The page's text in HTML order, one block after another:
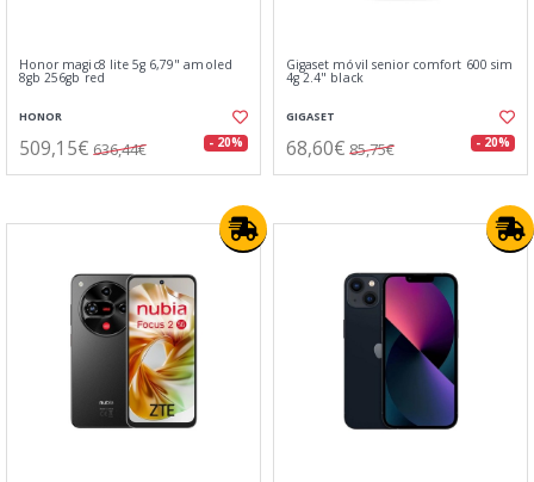
Honor magic8 lite 5g 6,79" amoled
8gb 256gb red
HONOR
509,15€ 636,44€ - 20%
Gigaset móvil senior comfort 600 sim
4g 2.4" black
GIGASET
68,60€ 85,75€ - 20%